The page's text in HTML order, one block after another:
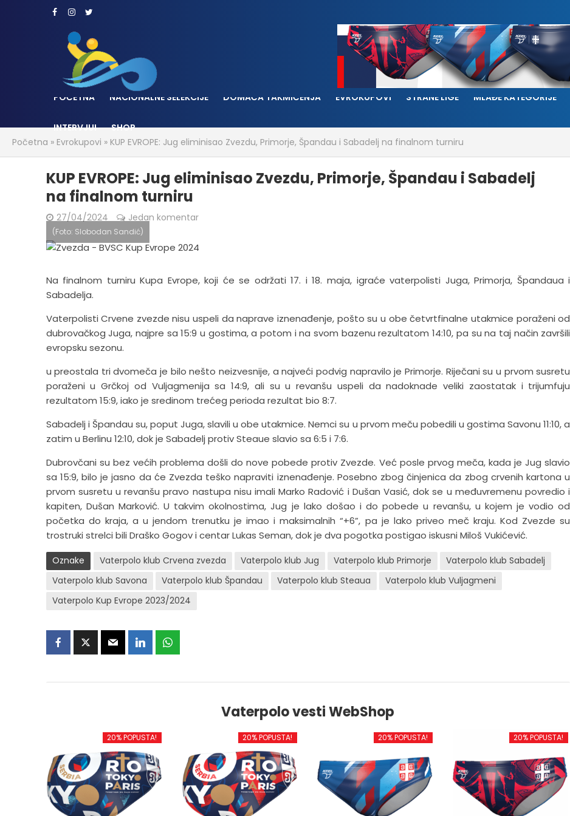
POČETNA NACIONALNE SELEKCIJE DOMAĆA TAKMIČENJA EVROKUPOVI STRANE LIGE MLAĐE KATEGORIJE
INTERVJUI
SHOP
Početna » Evrokupovi » KUP EVROPE: Jug eliminisao Zvezdu, Primorje, Špandau i Sabadelj na finalnom turniru
KUP EVROPE: Jug eliminisao Zvezdu, Primorje, Špandau i Sabadelj
na finalnom turniru
27/04/2024 Jedan komentar
(Foto: Slobodan Sandić)
Na finalnom turniru Kupa Evrope, koji će se održati 17. i 18. maja, igraće vaterpolisti Juga, Primorja, Špandaua i
Sabadelja.
Vaterpolisti Crvene zvezde nisu uspeli da naprave iznenađenje, pošto su u obe četvrtfinalne utakmice poraženi od
dubrovačkog Juga, najpre sa 15:9 u gostima, a potom i na svom bazenu rezultatom 14:10, pa su na taj način završili
evropsku sezonu.
u preostala tri dvomeča je bilo nešto neizvesnije, a najveći podvig napravilo je Primorje. Riječani su u prvom susretu
poraženi u Grčkoj od Vuljagmenija sa 14:9, ali su u revanšu uspeli da nadoknade veliki zaostatak i trijumfuju
rezultatom 15:9, iako je sredinom trećeg perioda rezultat bio 8:7.
Sabadelj i Špandau su, poput Juga, slavili u obe utakmice. Nemci su u prvom meču pobedili u gostima Savonu 11:10, a
zatim u Berlinu 12:10, dok je Sabadelj protiv Steaue slavio sa 6:5 i 7:6.
Dubrovčani su bez većih problema došli do nove pobede protiv Zvezde. Već posle prvog meča, kada je Jug slavio
sa 15:9, bilo je jasno da će Zvezda teško napraviti iznenađenje. Posebno zbog činjenica da zbog crvenih kartona u
prvom susretu u revanšu pravo nastupa nisu imali Marko Radović i Dušan Vasić, dok se u međuvremenu povredio i
kapiten, Dušan Marković. U takvim okolnostima, Jug je lako došao i do pobede u revanšu, u kojem je vodio od
početka do kraja, a u jendom trenutku je imao i maksimalnih “+6”, pa je lako priveo meč kraju. Kod Zvezde su
trostruki strelci bili Draško Gogov i centar Lukas Seman, dok je dva pogotka postigao iskusni Miloš Vukićević.
Oznake Vaterpolo klub Crvena zvezda Vaterpolo klub Jug Vaterpolo klub Primorje
Vaterpolo klub Sabadelj
Vaterpolo klub Savona
Vaterpolo klub Špandau Vaterpolo klub Steaua
Vaterpolo klub Vuljagmeni
Vaterpolo Kup Evrope 2023/2024
Vaterpolo vesti WebShop
20% POPUSTA! 20% POPUSTA! 20% POPUSTA! 20% POPUSTA!